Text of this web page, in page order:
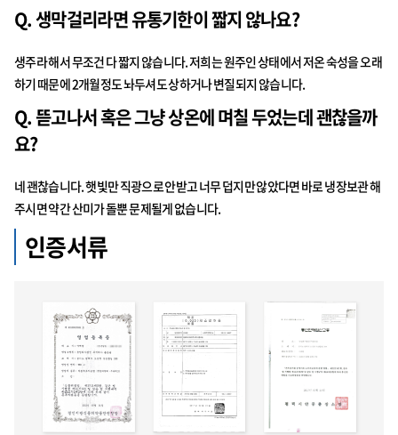
Q. 생막걸리라면 유통기한이 짧지 않나요?
생주라 해서 무조건 다 짧지 않습니다. 저희는 원주인 상태에서 저온 숙성을 오래
하기 때문에 2개월정도 놔두셔도 상하거나 변질되지 않습니다.
Q. 뜯고나서 혹은 그냥 상온에 며칠 두었는데 괜찮을까
요?
네 괜찮습니다. 햇빛만 직광으로 안받고 너무 덥지만 않았다면 바로 냉장보관 해
주시면 약간 산미가 돌뿐 문제될게 없습니다.
인증서류